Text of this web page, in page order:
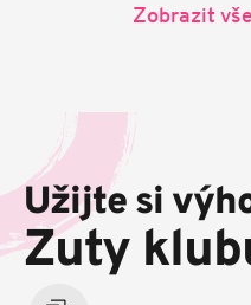
Zobrazit
a
í
Užijte si
Zuty